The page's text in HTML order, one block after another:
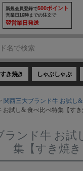
新規会員登録で500ポイント
営業日16時までの注文で
翌営業日発送
すき焼き しゃぶしゃぶ
関西三大ブランド牛 お試し
試し& 食べ比べ特集【すき
ランド牛 お試
集【すき焼き